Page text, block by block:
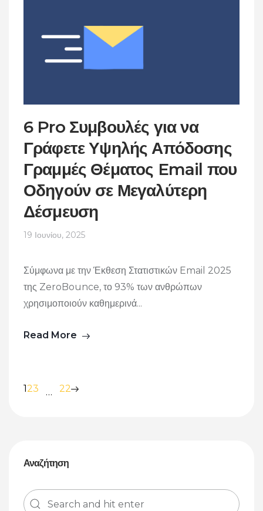
6 Pro Συμβουλές για να
Γράφετε Υψηλής Απόδοσης
Γραμμές Θέματος Email που
Οδηγούν σε Μεγαλύτερη
Δέσμευση
19 Ιουνίου, 2025
Σύμφωνα με την Έκθεση Στατιστικών Email 2025
της ZeroBounce, το 93% των ανθρώπων
χρησιμοποιούν καθημερινά...
Read More
123 … 22
Αναζήτηση